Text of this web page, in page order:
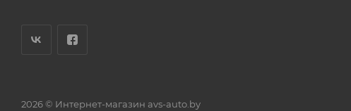
2026 © Интернет-магазин avs-auto.by